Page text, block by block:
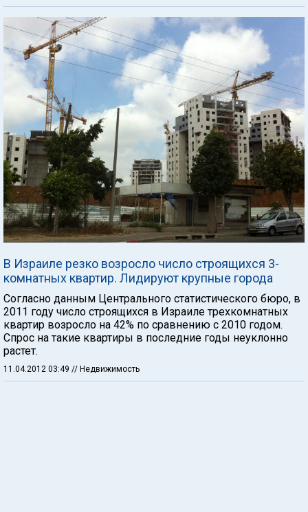
В Израиле резко возросло число строящихся 3-
комнатных квартир. Лидируют крупные города
Согласно данным Центрального статистического бюро, в
2011 году число строящихся в Израиле трехкомнатных
квартир возросло на 42% по сравнению с 2010 годом.
Спрос на такие квартиры в последние годы неуклонно
растет.
11.04.2012 03:49 // Недвижимость